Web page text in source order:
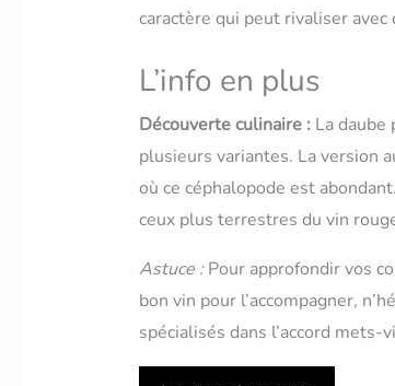
caractère qui peut rivaliser avec
L’info en plus
Découverte culinaire : La
plusieurs variantes. La version
où ce céphalopode est
ceux plus terrestres du vin
Astuce :Pour approfondir vos
bon vin pour l’accompagner,
spécialisés dans l’accord mets-